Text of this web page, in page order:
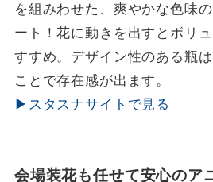
を組みわせた、爽やかな色味
ート！花に動きを出すとボリ
すすめ。デザイン性のある瓶
ことで存在感が出ます。
▶スタスナサイトで見る
会場装花も任せて安心のア